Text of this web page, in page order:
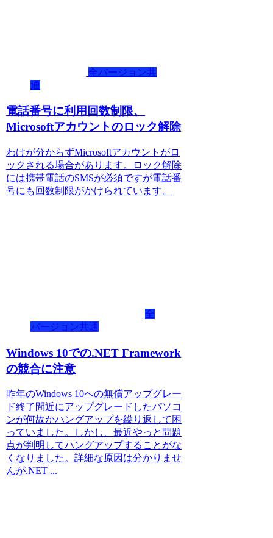
全バージョン共
通
電話番号に利用回数制限、
Microsoftアカウントのロック解除
わけが分からずMicrosoftアカウントがロ
ックされる場合があります。ロック解除
には携帯電話のSMSが必須ですが電話番
号にも回数制限がかけられています。
全
バージョン共通
Windows 10での.NET Framework
の競合に注意
昨年のWindows 10への無償アップグレー
ド終了間近にアップグレードしたパソコ
ンが何故かハングアップを繰り返して困
っていました。しかし、最近やっと問題
点が判明してハングアップすることがな
くなりました。詳細な原因は分かりませ
んが.NET ...